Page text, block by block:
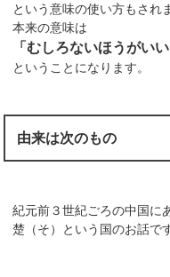
という意味の使い方もされ
本来の意味は
「むしろないほうがいい
ということになります。
由来は次のもの
紀元前３世紀ごろの中国に
楚（そ）という国のお話で